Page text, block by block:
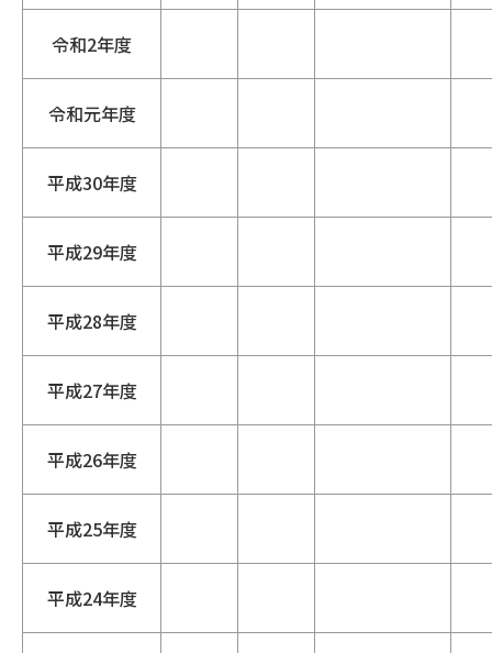
令和2年度
令和元年度
平成30年度
平成29年度
平成28年度
平成27年度
平成26年度
平成25年度
平成24年度